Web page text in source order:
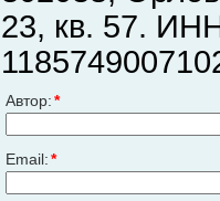
23, кв. 57.
Автор:*
Email:*